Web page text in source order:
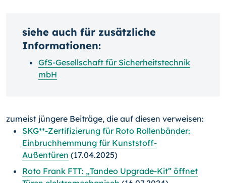
siehe auch für zusätzliche
Informationen:
GfS-Gesellschaft für Sicherheitstechnik
mbH
zumeist jüngere Beiträge, die auf diesen verweisen:
SKG**-Zertifizierung für Roto Rollenbänder:
Einbruchhemmung für Kunststoff-
Außentüren (17.04.2025)
Roto Frank FTT: „Tandeo Upgrade-Kit” öffnet